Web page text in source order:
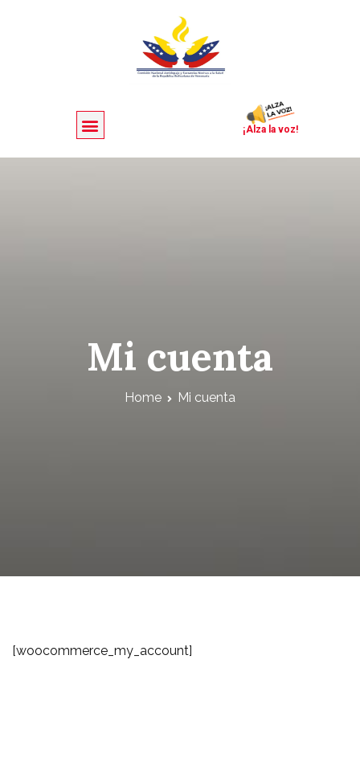
¡Alza la voz!
Mi cuenta
Home Mi cuenta
[woocommerce_my_account]